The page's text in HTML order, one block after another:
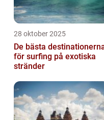
28 oktober 2025
De bästa
för surfing på exotiska
stränder